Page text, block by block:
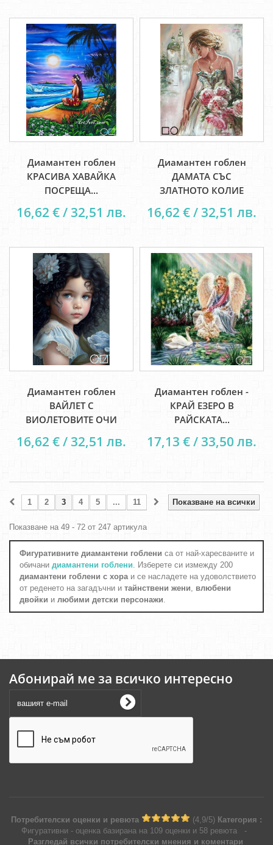
Диамантен гоблен
КРАСИВА ХАВАЙКА
ПОСРЕЩА...
16,62 € / 32,51 лв.
Диамантен гоблен
ДАМАТА СЪС
ЗЛАТНОТО КОЛИЕ
16,62 € / 32,51 лв.
Диамантен гоблен
ВАЙЛЕТ С
ВИОЛЕТОВИТЕ ОЧИ
16,62 € / 32,51 лв.
Диамантен гоблен -
КРАЙ ЕЗЕРО В
РАЙСКАТА...
17,13 € / 33,50 лв.
Показване на всички
1 2 3 4 5 ... 11
Показване на 49 - 72 от 247 артикула
Фигуративните диамантени гоблени са от най-харесваните и
обичани диамантени гоблени. Изберете си измежду 200
диамантени гоблени с хораи се насладете на удоволствието
от реденето на загадъчни и тайнствени жени, влюбени
двойки и любими детски персонажи.
Абонирай ме за всичко интересно
Потребителски оценки и ревюта (4,9/5) Категория :
Фигуративни - оценка базирана на 109 оценки и 58 ревюта
-
Разгледай всички потребителски мнения и коментари